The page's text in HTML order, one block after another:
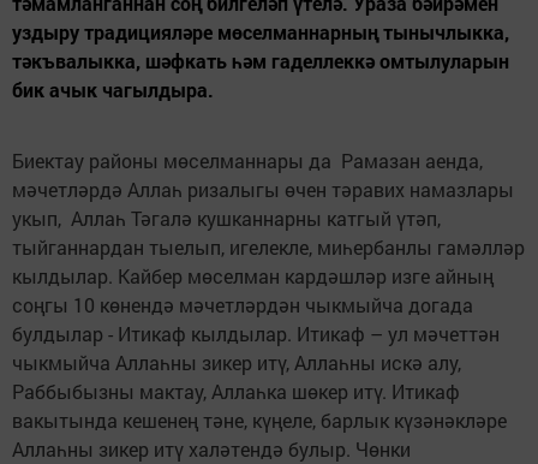
уздыру традицияләре мөселманнарның тынычлыкка,
тәкъвалыкка, шәфкать һәм гаделлеккә омтылуларын
бик ачык чагылдыра.
Биектау районы мөселманнары да Рамазан аенда,
мәчетләрдә Аллаһ ризалыгы өчен тәравих намазлары
укып, Аллаһ Тәгалә кушканнарны катгый үтәп,
тыйганнардан тыелып, игелекле, миһербанлы гамәлләр
кылдылар. Кайбер мөселман кардәшләр изге айның
соңгы 10 көнендә мәчетләрдән чыкмыйча догада
булдылар - Итикаф кылдылар. Итикаф – ул мәчеттән
чыкмыйча Аллаһны зикер итү, Аллаһны искә алу,
Раббыбызны мактау, Аллаһка шөкер итү. Итикаф
вакытында кешенең тәне, күңеле, барлык күзәнәкләре
Аллаһны зикер итү халәтендә булыр. Чөнки